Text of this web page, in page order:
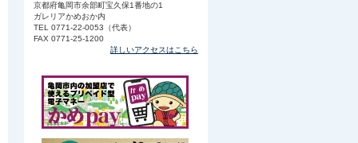
京都府亀岡市余部町宝久保1番地の1
ガレリアかめおか内
TEL 0771-22-0053（代表）
FAX 0771-25-1200
詳しいアクセスはこちら